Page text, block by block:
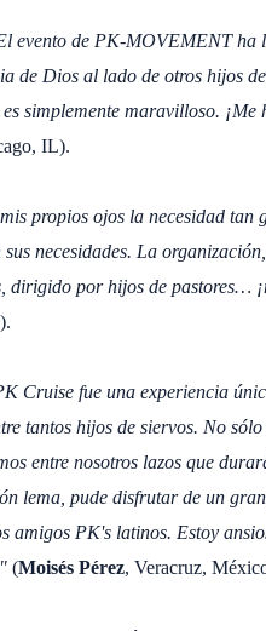
evento de PK-MOVEMENT ha
de Dios al lado de otros hijos
simplemente maravilloso.
IL).
propios ojos la necesidad tan
necesidades. La
dirigido por hijos de pastores…
Cruise fue una experiencia
tantos hijos de siervos. No
entre nosotros lazos que
lema, pude disfrutar de un
amigos PK's latinos. Estoy
(Moisés Pérez, Veracruz,